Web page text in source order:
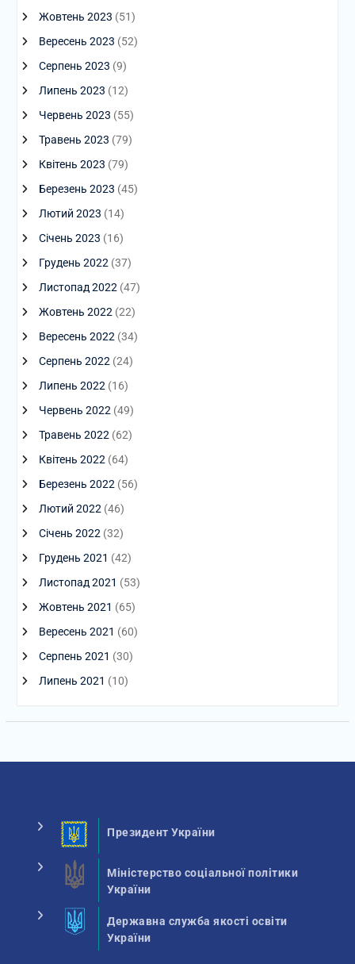
Жовтень 2023 (51)
Вересень 2023 (52)
Серпень 2023 (9)
Липень 2023 (12)
Червень 2023 (55)
Травень 2023 (79)
Квітень 2023 (79)
Березень 2023 (45)
Лютий 2023 (14)
Січень 2023 (16)
Грудень 2022(37)
Листопад 2022(47)
Жовтень 2022(22)
Вересень 2022(34)
Серпень 2022(24)
Липень 2022(16)
Червень 2022(49)
Травень 2022(62)
Квітень 2022(64)
Березень 2022(56)
Лютий 2022(46)
Січень 2022(32)
Грудень 2021 (42)
Листопад 2021 (53)
Жовтень 2021 (65)
Вересень 2021 (60)
Серпень 2021 (30)
Липень 2021 (10)
Президент України
Міністерство соціальної політики
України
Державна служба якості освіти
України